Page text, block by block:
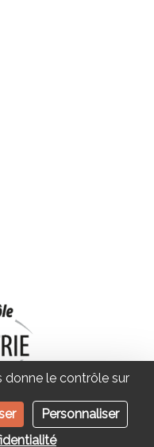
industrie
0
donne le contrôle sur
Personnaliser